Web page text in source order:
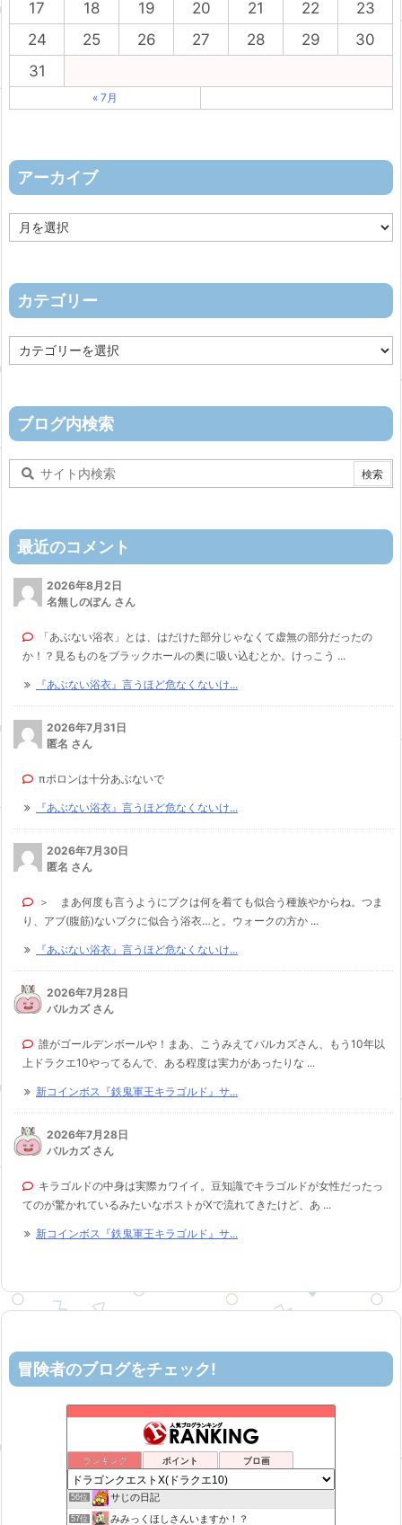
17
18 19 20 21 22
23
24
25 26 27 28 29
30
31
« 7月
アーカイブ
ー
ブ
カテゴリー
テ
ー
ブログ内検索
最近のコメント
2026年8月2日
名無しのぽん さん
「あぶない浴衣」とは、はだけた部分じゃなくて虚無の部分だったの
か！？見るものをブラックホールの奥に吸い込むとか。けっこう ...
『あぶない浴衣』言うほど危なくないけ...
2026年7月31日
匿名 さん
πポロンは十分あぶないで
『あぶない浴衣』言うほど危なくないけ...
2026年7月30日
匿名 さん
＞ まあ何度も言うようにプクは何を着ても似合う種族やからね。つま
り、アブ(腹筋)ないプクに似合う浴衣…と。ウォークの方か ...
『あぶない浴衣』言うほど危なくないけ...
2026年7月28日
バルカズ さん
誰がゴールデンボールや！まあ、こうみえてバルカズさん、もう10年以
上ドラクエ10やってるんで、ある程度は実力があったりな ...
新コインボス『鉄鬼軍王キラゴルド』サ...
2026年7月28日
バルカズ さん
キラゴルドの中身は実際カワイイ。豆知識でキラゴルドが女性だったっ
てのが驚かれているみたいなポストがXで流れてきたけど、あ ...
新コインボス『鉄鬼軍王キラゴルド』サ...
冒険者のブログをチェック!
ランキング ポイント ブロ画
ヨモゲーム ドラクエ10攻略ブログ
54位 まいっちんぐ！ねるこ先生【ドラクエ】DQ
55位 星降る夜の活動記録
56位 サじの日記
57位 みみっくほしさんいますか！？